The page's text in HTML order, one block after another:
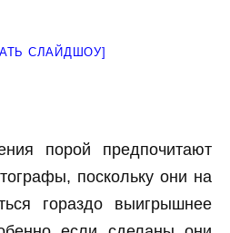
СЛАЙДШОУ]
порой предпочитают
поскольку они на
гораздо выигрышнее